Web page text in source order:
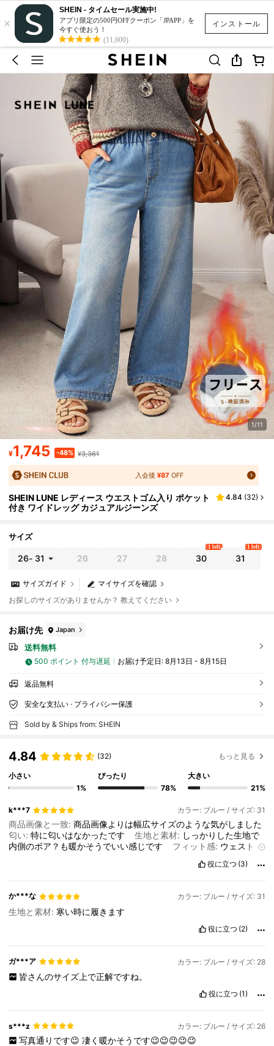
インストール
×
SHEIN - タイムセール実施中!
アプリ限定の500円OFFクーポン「JPAPP」を
今すぐ使おう！
(11,600)
1/11
¥1,745 -48% ¥3,361
入会後¥87 OFF
SHEIN LUNE レディース ウエストゴム入り ポケット
付き ワイドレッグ カジュアルジーンズ
4.84 (32)
サイズ
26- 31 26 27 28 30
1 left
31
1 left
マイサイズを確認
サイズガイド
お探しのサイズがありませんか？ 教えてください
お届け先 Japan
送料無料
500 ポイント 付与遅延 お届け予定日: 8月13日 - 8月15日
返品無料
安全な支払い · プライバシー保護
Sold by & Ships from: SHEIN
4.84 (32) もっと見る
小さい
1%
ぴったり
78%
大きい
21%
k***7 カラー: ブルー / サイズ: 31
商品画像と一致:商品画像よりは幅広サイズのような気がしました
匂い:特に匂いはなかったです 生地と素材: しっかりした生地で
内側のボア？も暖かそうでいい感じです
フィット感: ウェストの
役に立つ (3)
か***な カラー: ブルー / サイズ: 31
生地と素材: 寒い時に履きます
役に立つ (2)
ガ***ア カラー: ブルー / サイズ: 28
皆さんのサイズ上で正解ですね。
役に立つ (1)
s***z カラー: ブルー / サイズ: 26
写真通りです😉 凄く暖かそうです😉😉😉😉😉